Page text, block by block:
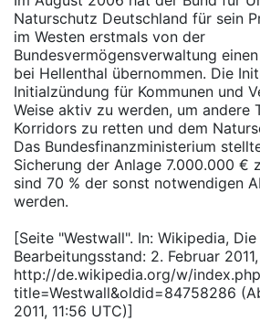
Naturschutz Deutschland für sein
im Westen erstmals von der
Bundesvermögensverwaltung
bei Hellenthal übernommen. Die
Initialzündung für Kommunen und
Weise aktiv zu werden, um andere
Korridors zu retten und dem
Das Bundesfinanzministerium
Sicherung der Anlage 7.000.000 €
sind 70 % der sonst notwendigen
werden.
[Seite "Westwall". In: Wikipedia,
Bearbeitungsstand: 2. Februar
http://de.wikipedia.org/w/
title=Westwall&oldid=84758286
2011, 11:56 UTC)]